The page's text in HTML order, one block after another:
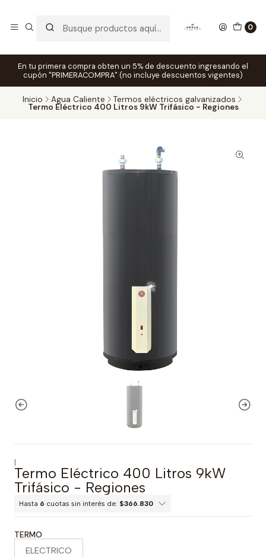
0
En tu primera compra obten un 5% de descuento ingresando el
cupón "PRIMERACOMPRA" (no incluye descuentos vigentes)
Inicio Agua Caliente Termos eléctricos galvanizados
Termo Eléctrico 400 Litros 9kW Trifásico - Regiones
|
Termo Eléctrico 400 Litros 9kW
Trifásico - Regiones
Hasta 6 cuotas sin interés de: $366.830
TERMO
ELECTRICO